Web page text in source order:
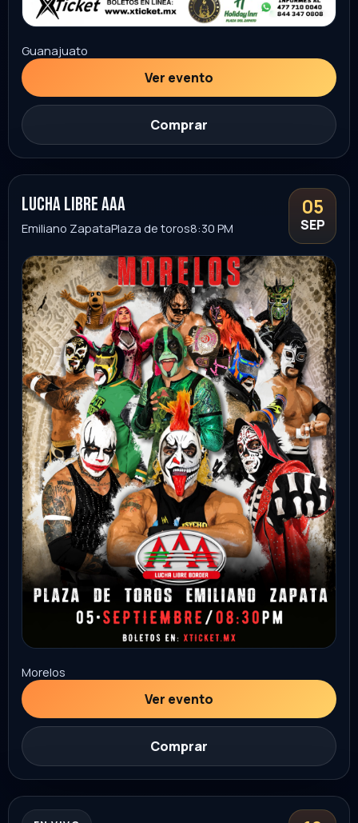
Estado de México
Ver evento
Comprar
Mexico en la piel - Homenaje Sinfonico y
Mariachi
HermosilloParque La Ruina8:30 PM
18
SEP